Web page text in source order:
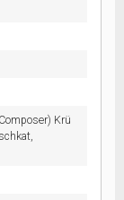
Krü